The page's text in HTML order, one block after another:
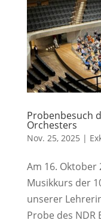
Probenbesuch
Orchesters
Nov. 25, 2025 |
Am 16. Oktober
Musikkurs der
unserer
Probe des